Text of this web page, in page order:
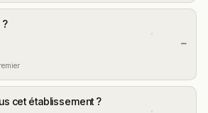
?
—
cet établissement ?